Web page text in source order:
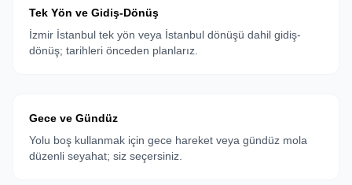
Tek Yön ve Gidiş-Dönüş
İzmir İstanbul tek yön veya İstanbul dönüşü dahil gidiş-
dönüş; tarihleri önceden planlarız.
Gece ve Gündüz
Yolu boş kullanmak için gece hareket veya gündüz mola
düzenli seyahat; siz seçersiniz.